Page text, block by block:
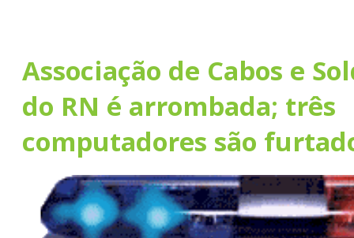
Associação de Cabos e
do RN é arrombada; três
computadores são